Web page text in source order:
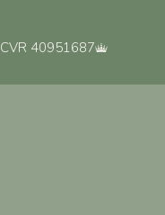
CVR 40951687